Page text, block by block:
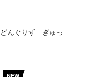
どんぐりず ぎゅっ
NEW